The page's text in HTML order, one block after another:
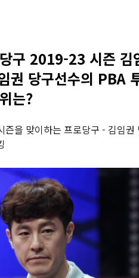
구 2019-23 시즌 김
권 당구선수의 PBA
는?
즌을 맞이하는 프로당구 - 김임